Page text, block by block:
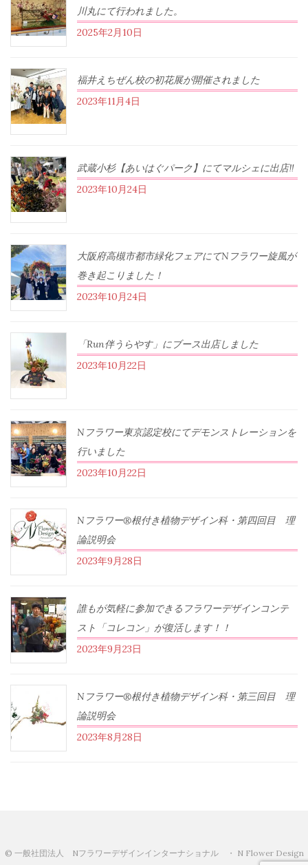
川丸にて行われました。
2025年2月10日
福井えちぜん校の初花展が開催されました
2023年11月4日
武蔵小杉【あいはぐパーク】にてマルシェに出店‼︎
2023年10月24日
大阪府高槻市都市緑化フェアにてNフラワー旋風が
巻き起こりました！
2023年10月24日
「Run伴うらやす」にブース出店しました
2023年10月22日
Nフラワー東京認定校にてデモンストレーションを
行いました
2023年10月22日
Nフラワー®根付き植物デザイン科・第四回目 理
論説明会
2023年9月28日
誰もが気軽に参加できるフラワーデザインコンテ
スト「コレコン」が復活します！！
2023年9月23日
Nフラワー®根付き植物デザイン科・第三回目 理
論説明会
2023年8月28日
© 一般社団法人 Nフラワーデザインインターナショナル ・ N Flower Design